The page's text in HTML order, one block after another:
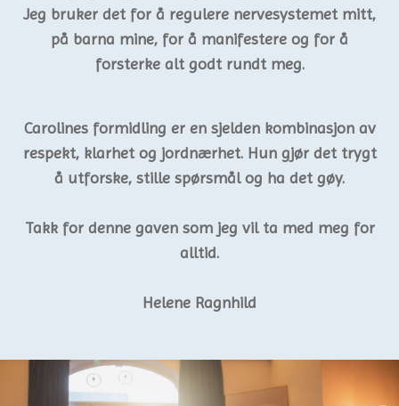
Jeg bruker det for å regulere nervesystemet mitt,
på barna mine, for å manifestere og for å
forsterke alt godt rundt meg.
Carolines formidling er en sjelden kombinasjon av
respekt, klarhet og jordnærhet. Hun gjør det trygt
å utforske, stille spørsmål og ha det gøy.
Takk for denne gaven som jeg vil ta med meg for
alltid.
Helene Ragnhild